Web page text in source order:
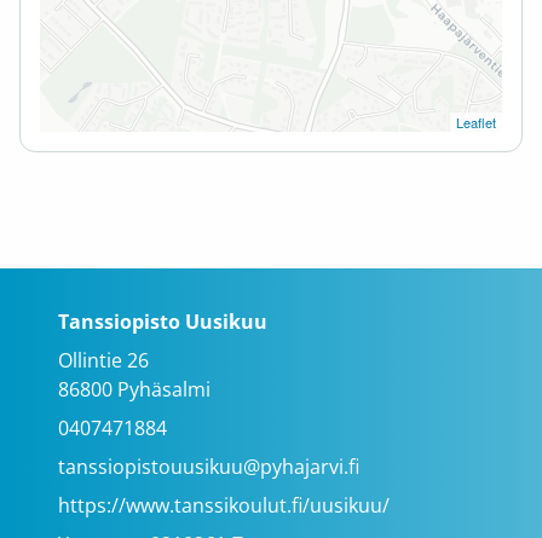
Leaflet
Tanssiopisto Uusikuu
Ollintie 26
86800 Pyhäsalmi
0407471884
tanssiopistouusikuu@pyhajarvi.fi
https://www.tanssikoulut.fi/uusikuu/